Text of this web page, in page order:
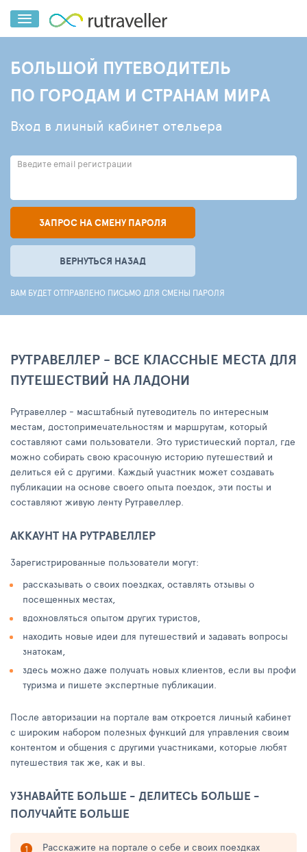
БОЛЬШОЙ ПУТЕВОДИТЕЛЬ
ПО ГОРОДАМ И СТРАНАМ МИРА
Вход в личный кабинет отельера
Введите email регистрации
ЗАПРОС НА СМЕНУ ПАРОЛЯ
ВЕРНУТЬСЯ НАЗАД
ВАМ БУДЕТ ОТПРАВЛЕНО ПИСЬМО ДЛЯ СМЕНЫ ПАРОЛЯ
РУТРАВЕЛЛЕР - ВСЕ КЛАССНЫЕ МЕСТА ДЛЯ
ПУТЕШЕСТВИЙ НА ЛАДОНИ
Рутравеллер - масштабный путеводитель по интересным
местам, достопримечательностям и маршрутам, который
составляют сами пользователи. Это туристический портал, где
можно собирать свою красочную историю путешествий и
делиться ей с другими. Каждый участник может создавать
публикации на основе своего опыта поездок, эти посты и
составляют живую ленту Рутравеллер.
АККАУНТ НА РУТРАВЕЛЛЕР
Зарегистрированные пользователи могут:
рассказывать о своих поездках, оставлять отзывы о
посещенных местах,
вдохновляться опытом других туристов,
находить новые идеи для путешествий и задавать вопросы
знатокам,
здесь можно даже получать новых клиентов, если вы профи
туризма и пишете экспертные публикации.
После авторизации на портале вам откроется личный кабинет
с широким набором полезных функций для управления своим
контентом и общения с другими участниками, которые любят
путешествия так же, как и вы.
УЗНАВАЙТЕ БОЛЬШЕ - ДЕЛИТЕСЬ БОЛЬШЕ -
ПОЛУЧАЙТЕ БОЛЬШЕ
Расскажите на портале о себе и своих поездках